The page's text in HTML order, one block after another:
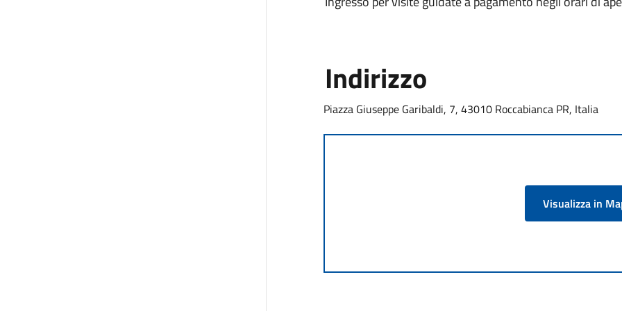
Indirizzo
Piazza Giuseppe Garibaldi, 7, 43010 Roccabianca PR, Italia
Visualizza in